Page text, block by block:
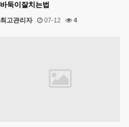
바둑이잘치는법
최고관리자 07-12 4